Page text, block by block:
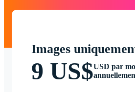
Images
9 US$USD par